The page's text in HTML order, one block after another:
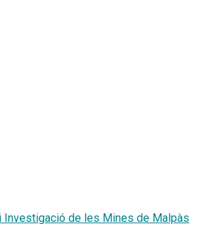
Investigació de les Mines de Malpàs